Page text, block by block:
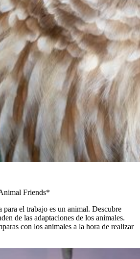
Friends*
para el trabajo es un animal. Descubre
de las adaptaciones de los animales.
con los animales a la hora de realizar